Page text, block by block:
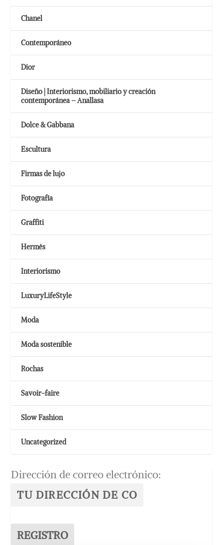
Chanel
Contemporáneo
Dior
Diseño | Interiorismo, mobiliario y creación
contemporánea – Anallasa
Dolce & Gabbana
Escultura
Firmas de lujo
Fotografía
Graffiti
Hermès
Interiorismo
LuxuryLifeStyle
Moda
Moda sostenible
Rochas
Savoir-faire
Slow Fashion
Uncategorized
Dirección de correo electrónico: